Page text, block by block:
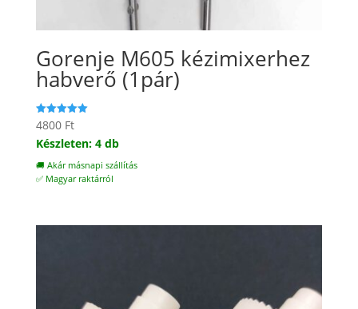
Gorenje M605 kézimixerhez
habverő (1pár)
Értékelés:
5.00
/ 5
4800 Ft
Készleten: 4 db
🚚 Akár másnapi szállítás
✅ Magyar raktárról